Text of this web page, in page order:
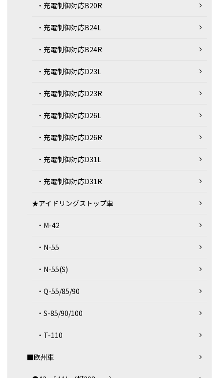
・充電制御対応B20R
・充電制御対応B24L
・充電制御対応B24R
・充電制御対応D23L
・充電制御対応D23R
・充電制御対応D26L
・充電制御対応D26R
・充電制御対応D31L
・充電制御対応D31R
★アイドリングストップ車
・M-42
・N-55
・N-55(S)
・Q-55/85/90
・S-85/90/100
・T-110
■欧州車